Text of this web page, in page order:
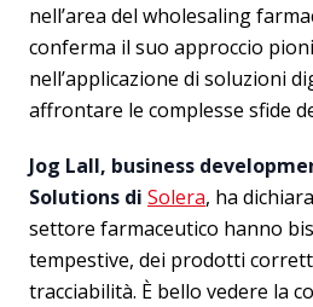
nell’area del wholesaling
conferma il suo approccio
nell’applicazione di soluzioni
affrontare le complesse sfide
Jog Lall, business
Solutions di Solera, ha
settore farmaceutico hanno
tempestive, dei prodotti
tracciabilità. È bello vedere la